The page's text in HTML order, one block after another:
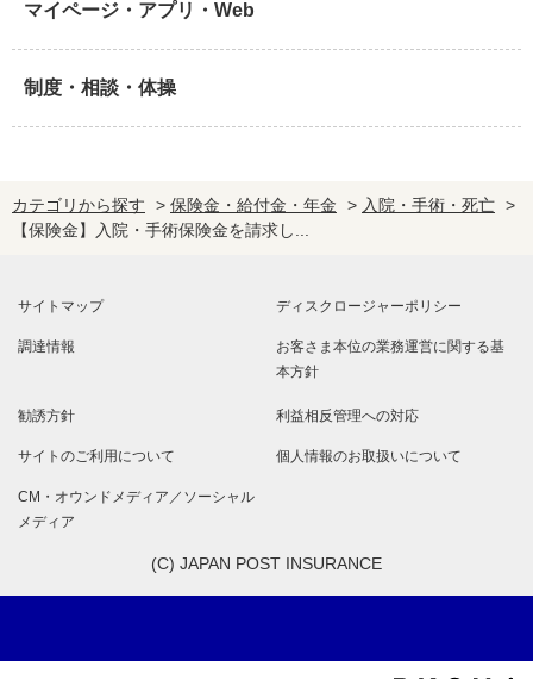
マイページ・アプリ・Web
制度・相談・体操
カテゴリから探す > 保険金・給付金・年金 > 入院・手術・死亡 >
【保険金】入院・手術保険金を請求し...
サイトマップ ディスクロージャーポリシー
調達情報 お客さま本位の業務運営に関する基
本方針
勧誘方針 利益相反管理への対応
サイトのご利用について 個人情報のお取扱いについて
CM・オウンドメディア／ソーシャル
メディア
(C) JAPAN POST INSURANCE